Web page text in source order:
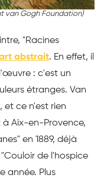
van Gogh Foundation)
"Racines
abstrait. En effet, il
: c'est un
étranges. Van
et ce n'est rien
à Aix-en-Provence,
en 1889, déjà
de l'hospice
année. Plus